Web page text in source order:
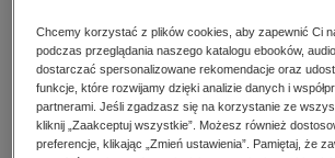
dzienniki
edukacja
hobby, sport, rozrywka
komputery, internet, technologie,
opowiadania” nie jest
High-contrast mode
Polecane
Chcemy korzystać z plików cookies, aby zapewnić Ci
podczas przeglądania naszego katalogu ebooków,
dostarczać spersonalizowane rekomendacje oraz
funkcje, które rozwijamy dzięki analizie danych i
partnerami. Jeśli zgadzasz się na korzystanie ze
kliknij „Zaakceptuj wszystkie”. Możesz również
preferencje, klikając „Zmień ustawienia”. Pamiętaj, że